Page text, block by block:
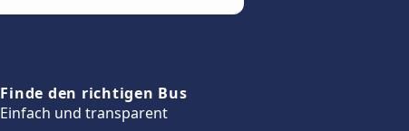
Finde den richtigen Bus
Einfach und transparent